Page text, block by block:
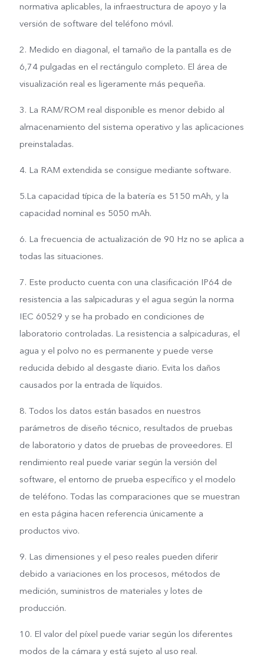
del dispositivo: 61,66 %
normativa aplicables, la infraestructura de apoyo y la
versión de software del teléfono móvil.
2. Medido en diagonal, el tamaño de la pantalla es de
6,74 pulgadas en el rectángulo completo. El área de
visualización real es ligeramente más pequeña.
3. La RAM/ROM real disponible es menor debido al
almacenamiento del sistema operativo y las aplicaciones
preinstaladas.
4. La RAM extendida se consigue mediante software.
5.La capacidad típica de la batería es 5150 mAh, y la
capacidad nominal es 5050 mAh.
6. La frecuencia de actualización de 90 Hz no se aplica a
todas las situaciones.
7. Este producto cuenta con una clasificación IP64 de
resistencia a las salpicaduras y el agua según la norma
IEC 60529 y se ha probado en condiciones de
laboratorio controladas. La resistencia a salpicaduras, el
agua y el polvo no es permanente y puede verse
reducida debido al desgaste diario. Evita los daños
causados por la entrada de líquidos.
8. Todos los datos están basados en nuestros
parámetros de diseño técnico, resultados de pruebas
de laboratorio y datos de pruebas de proveedores. El
rendimiento real puede variar según la versión del
software, el entorno de prueba específico y el modelo
de teléfono. Todas las comparaciones que se muestran
en esta página hacen referencia únicamente a
productos vivo.
9. Las dimensiones y el peso reales pueden diferir
debido a variaciones en los procesos, métodos de
medición, suministros de materiales y lotes de
producción.
10. El valor del píxel puede variar según los diferentes
modos de la cámara y está sujeto al uso real.